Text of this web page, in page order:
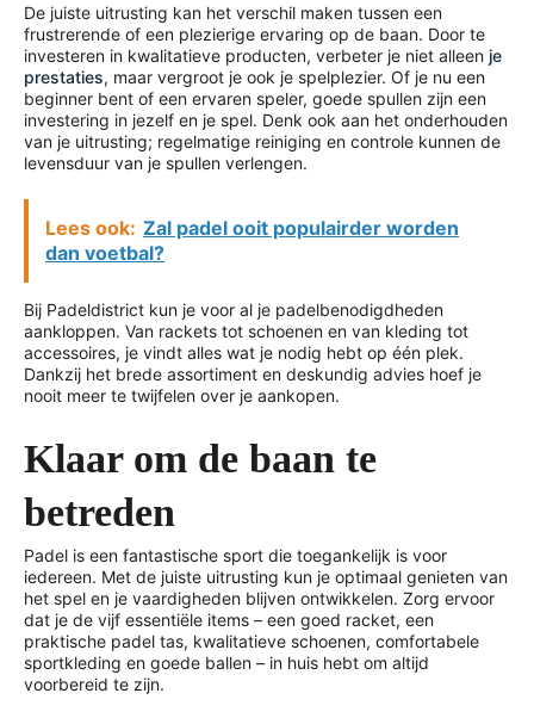
De juiste uitrusting kan het verschil maken tussen een
frustrerende of een plezierige ervaring op de baan. Door te
investeren in kwalitatieve producten, verbeter je niet alleen je
prestaties, maar vergroot je ook je spelplezier. Of je nu een
beginner bent of een ervaren speler, goede spullen zijn een
investering in jezelf en je spel. Denk ook aan het onderhouden
van je uitrusting; regelmatige reiniging en controle kunnen de
levensduur van je spullen verlengen.
Lees ook: Zal padel ooit populairder worden
dan voetbal?
Bij Padeldistrict kun je voor al je padelbenodigdheden
aankloppen. Van rackets tot schoenen en van kleding tot
accessoires, je vindt alles wat je nodig hebt op één plek.
Dankzij het brede assortiment en deskundig advies hoef je
nooit meer te twijfelen over je aankopen.
Klaar om de baan te
betreden
Padel is een fantastische sport die toegankelijk is voor
iedereen. Met de juiste uitrusting kun je optimaal genieten van
het spel en je vaardigheden blijven ontwikkelen. Zorg ervoor
dat je de vijf essentiële items – een goed racket, een
praktische padel tas, kwalitatieve schoenen, comfortabele
sportkleding en goede ballen – in huis hebt om altijd
voorbereid te zijn.